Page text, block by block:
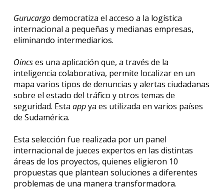
Gurucargodemocratiza el acceso a la logística
internacional a pequeñas y medianas empresas,
eliminando intermediarios.
Oincses una aplicación que, a través de la
inteligencia colaborativa, permite localizar en un
mapa varios tipos de denuncias y alertas ciudadanas
sobre el estado del tráfico y otros temas de
seguridad. Esta appya es utilizada en varios países
de Sudamérica.
Esta selección fue realizada por un panel
internacional de jueces expertos en las distintas
áreas de los proyectos, quienes eligieron 10
propuestas que plantean soluciones a diferentes
problemas de una manera transformadora.